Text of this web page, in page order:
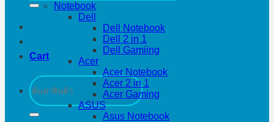
Cart
Search
for:
Notebook
Dell
Dell Notebook
Dell 2 in 1
Dell Gamiing
Acer
Acer Notebook
Acer 2 in 1
Acer Gaming
ASUS
Asus Notebook